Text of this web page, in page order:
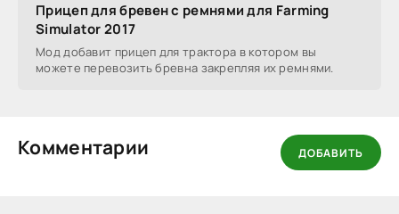
Прицеп для бревен с ремнями для Farming
Simulator 2017
Мод добавит прицеп для трактора в котором вы
можете перевозить бревна закрепляя их ремнями.
Комментарии ДОБАВИТЬ